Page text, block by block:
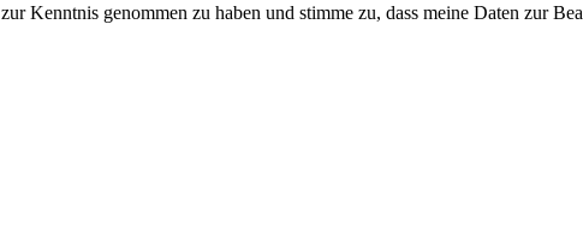
zur Kenntnis genommen zu haben und stimme zu, dass meine Daten zur